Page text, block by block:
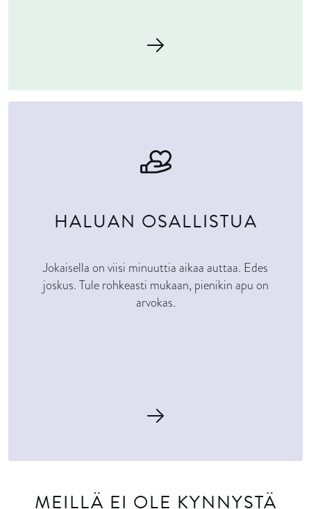
HALUAN OSALLISTUA
Jokaisella on viisi minuuttia aikaa auttaa. Edes
joskus. Tule rohkeasti mukaan, pienikin apu on
arvokas.
MEILLÄ EI OLE KYNNYSTÄ